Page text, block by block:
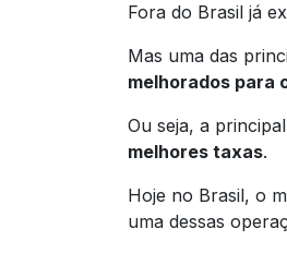
Fora do Brasil já
Mas uma das
melhorados para
Ou seja, a
melhores taxas.
Hoje no Brasil, o
uma dessas